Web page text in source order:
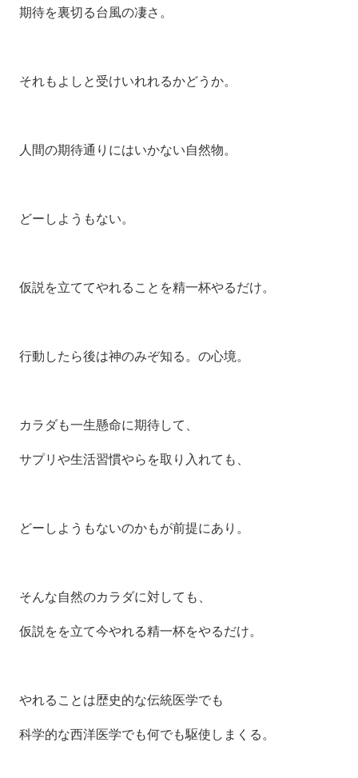
期待を裏切る台風の凄さ。
それもよしと受けいれれるかどうか。
人間の期待通りにはいかない自然物。
どーしようもない。
仮説を立ててやれることを精一杯やるだけ。
行動したら後は神のみぞ知る。の心境。
カラダも一生懸命に期待して、
サプリや生活習慣やらを取り入れても、
どーしようもないのかもが前提にあり。
そんな自然のカラダに対しても、
仮説をを立て今やれる精一杯をやるだけ。
やれることは歴史的な伝統医学でも
科学的な西洋医学でも何でも駆使しまくる。